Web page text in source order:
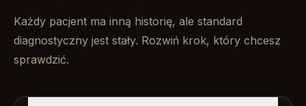
Każdy pacjent ma inną historię, ale standard
diagnostyczny jest stały. Rozwiń krok, który chcesz
sprawdzić.